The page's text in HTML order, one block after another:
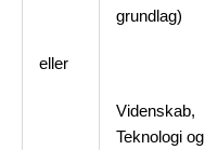
grundlag)
eller
Videnskab,
Teknologi og